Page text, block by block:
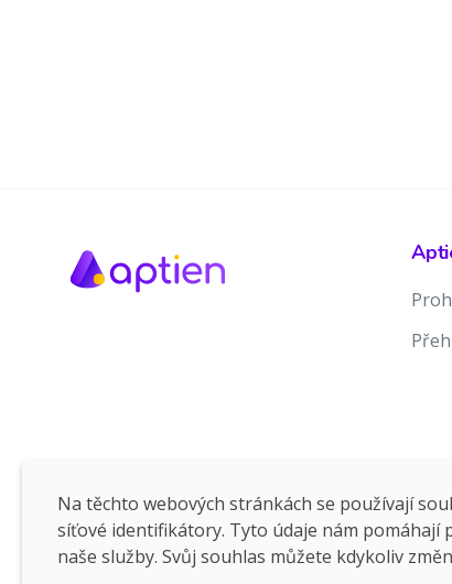
Na těchto webových stránkách se používají
síťové identifikátory. Tyto údaje nám pomáhají
naše služby. Svůj souhlas můžete kdykoliv